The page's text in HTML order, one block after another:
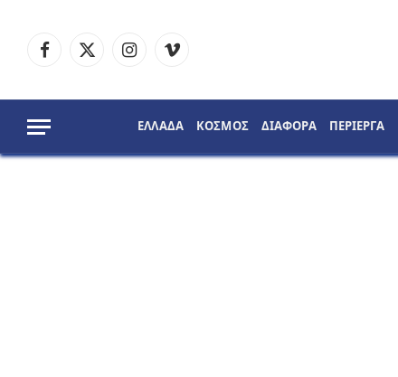
Facebook
X
InstagramVimeo
ΕΛΛΑΔΑ ΚΟΣΜΟΣ ΔΙΑΦΟΡΑ ΠΕΡΙΕΡΓΑ